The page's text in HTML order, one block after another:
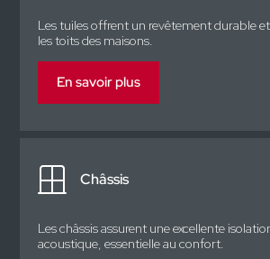
Les tuiles offrent un revêtement durable
les toits des maisons.
En savoir plus
Châssis
Les châssis assurent une excellente
acoustique, essentielle au confort.